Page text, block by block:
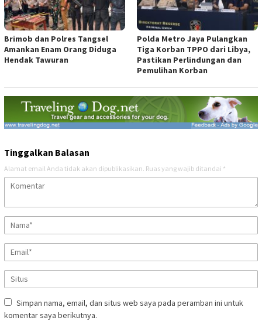
Brimob dan Polres Tangsel
Amankan Enam Orang Diduga
Hendak Tawuran
Polda Metro Jaya Pulangkan
Tiga Korban TPPO dari Libya,
Pastikan Perlindungan dan
Pemulihan Korban
Tinggalkan Balasan
Alamat email Anda tidak akan dipublikasikan. Ruas yang wajib ditandai *
Simpan nama, email, dan situs web saya pada peramban ini untuk
komentar saya berikutnya.